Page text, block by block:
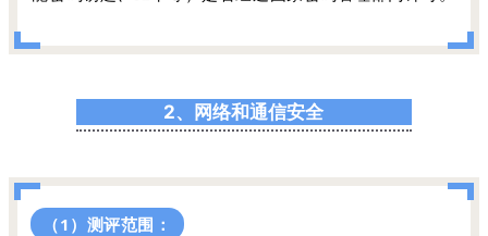
2、网络和通信安全
（1）测评范围：